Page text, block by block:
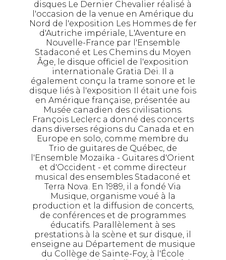
disques Le Dernier Chevalier réalisé à
l'occasion de la venue en Amérique du
Nord de l'exposition Les Hommes de fer
d'Autriche impériale, L'Aventure en
Nouvelle-France par l'Ensemble
Stadaconé et Les Chemins du Moyen
Âge, le disque officiel de l'exposition
internationale Gratia Dei. Il a
également conçu la trame sonore et le
disque liés à l'exposition Il était une fois
en Amérique française, présentée au
Musée canadien des civilisations.
François Leclerc a donné des concerts
dans diverses régions du Canada et en
Europe en solo, comme membre du
Trio de guitares de Québec, de
l'Ensemble Mozaïka - Guitares d'Orient
et d'Occident - et comme directeur
musical des ensembles Stadaconé et
Terra Nova. En 1989, il a fondé Via
Musique, organisme voué à la
production et la diffusion de concerts,
de conférences et de programmes
éducatifs. Parallèlement à ses
prestations à la scène et sur disque, il
enseigne au Département de musique
du Collège de Sainte-Foy, à l'École